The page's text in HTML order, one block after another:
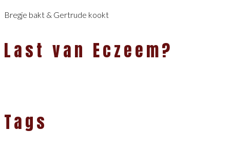
Bregje bakt & Gertrude kookt
Last van Eczeem?
Tags